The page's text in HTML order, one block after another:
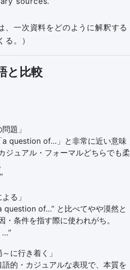
、一次資料をどのように解釈する
。）
と比較
題」
a question of…」と非常に近い意味
ジュアル・フォーマルどちらでも柔
る」
question of…” と比べてやや漠然と
・条件を指す際に使われがち。
に行き着く」
的・カジュアルな表現で、本質を